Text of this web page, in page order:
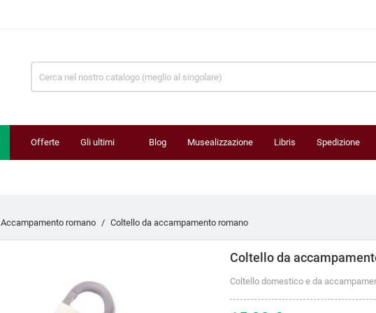
Offerte Gli ultimi Blog Musealizzazione Libris Spedizione
Accampamento romano Coltello da accampamento romano
Coltello da
Coltello domestico e da